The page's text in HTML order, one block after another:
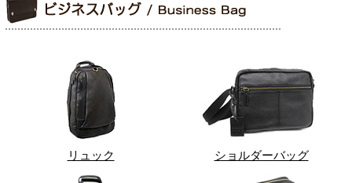
リュック ショルダーバッグ